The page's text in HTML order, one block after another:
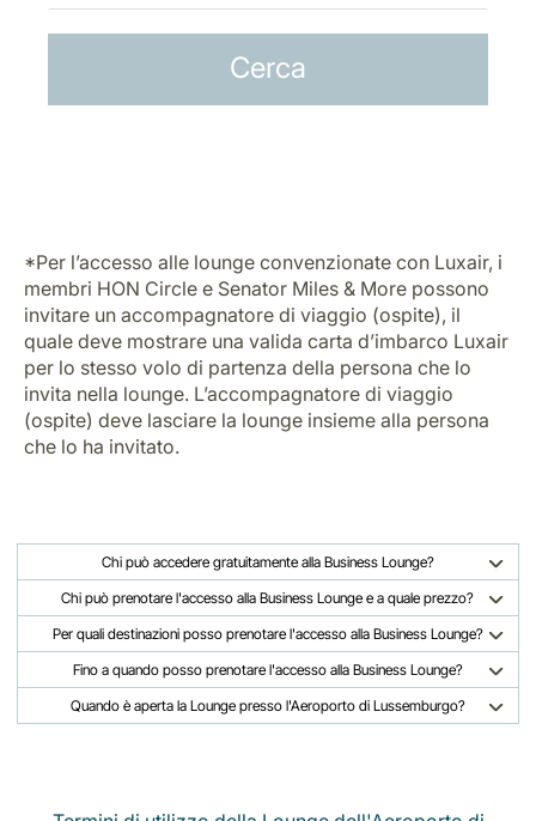
*Per l’accesso alle lounge convenzionate con Luxair, i
membri HON Circle e Senator Miles & More possono
invitare un accompagnatore di viaggio (ospite), il
quale deve mostrare una valida carta d’imbarco Luxair
per lo stesso volo di partenza della persona che lo
invita nella lounge. L’accompagnatore di viaggio
(ospite) deve lasciare la lounge insieme alla persona
che lo ha invitato.
Chi può accedere gratuitamente alla Business Lounge?
Chi può prenotare l'accesso alla Business Lounge e a quale prezzo?
Per quali destinazioni posso prenotare l'accesso alla Business Lounge?
Fino a quando posso prenotare l'accesso alla Business Lounge?
Quando è aperta la Lounge presso l'Aeroporto di Lussemburgo?